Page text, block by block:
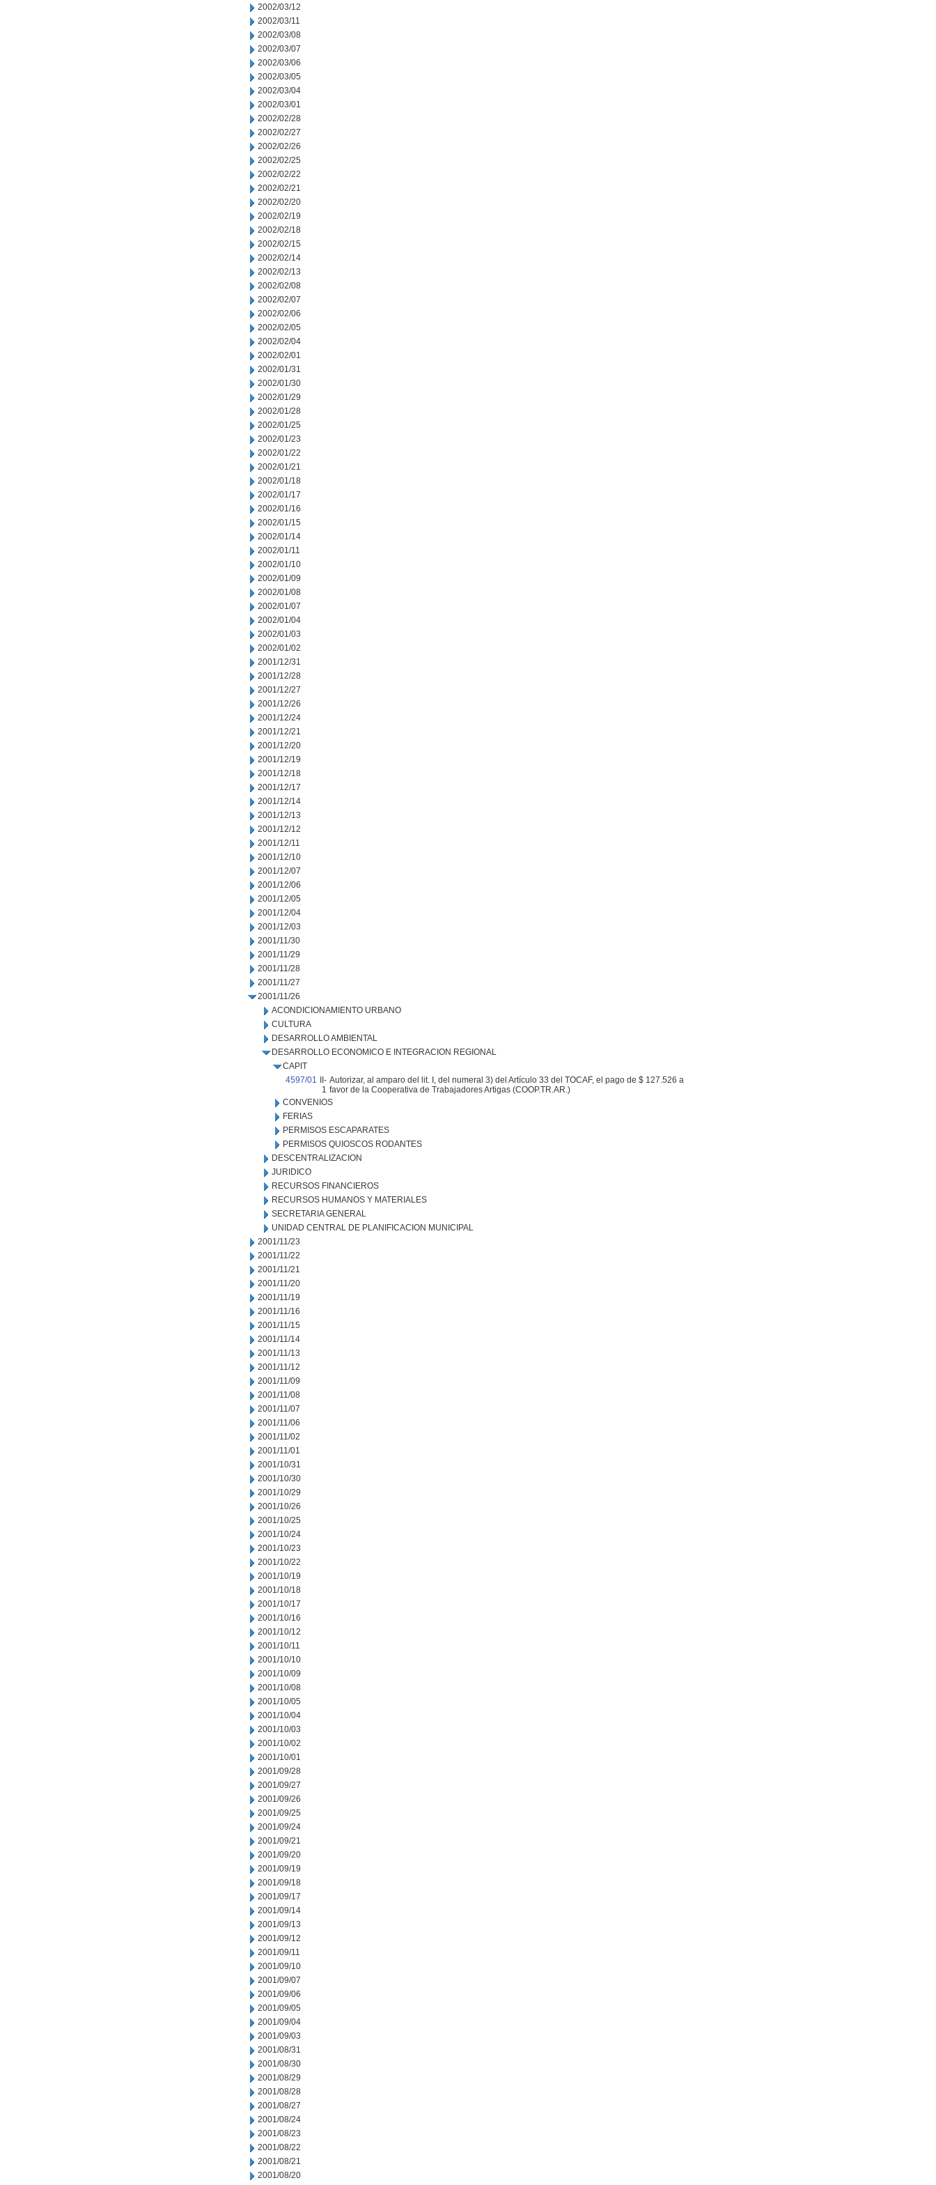
2002/03/12
2002/03/11
2002/03/08
2002/03/07
2002/03/06
2002/03/05
2002/03/04
2002/03/01
2002/02/28
2002/02/27
2002/02/26
2002/02/25
2002/02/22
2002/02/21
2002/02/20
2002/02/19
2002/02/18
2002/02/15
2002/02/14
2002/02/13
2002/02/08
2002/02/07
2002/02/06
2002/02/05
2002/02/04
2002/02/01
2002/01/31
2002/01/30
2002/01/29
2002/01/28
2002/01/25
2002/01/23
2002/01/22
2002/01/21
2002/01/18
2002/01/17
2002/01/16
2002/01/15
2002/01/14
2002/01/11
2002/01/10
2002/01/09
2002/01/08
2002/01/07
2002/01/04
2002/01/03
2002/01/02
2001/12/31
2001/12/28
2001/12/27
2001/12/26
2001/12/24
2001/12/21
2001/12/20
2001/12/19
2001/12/18
2001/12/17
2001/12/14
2001/12/13
2001/12/12
2001/12/11
2001/12/10
2001/12/07
2001/12/06
2001/12/05
2001/12/04
2001/12/03
2001/11/30
2001/11/29
2001/11/28
2001/11/27
2001/11/26
ACONDICIONAMIENTO URBANO
CULTURA
DESARROLLO AMBIENTAL
DESARROLLO ECONOMICO E INTEGRACION REGIONAL
CAPIT
4597/01
II-
1
Autorizar, al amparo del lit. I, del numeral 3) del Artículo 33 del TOCAF, el pago de $ 127.526 a
favor de la Cooperativa de Trabajadores Artigas (COOP.TR.AR.)
CONVENIOS
FERIAS
PERMISOS ESCAPARATES
PERMISOS QUIOSCOS RODANTES
DESCENTRALIZACION
JURIDICO
RECURSOS FINANCIEROS
RECURSOS HUMANOS Y MATERIALES
SECRETARIA GENERAL
UNIDAD CENTRAL DE PLANIFICACION MUNICIPAL
2001/11/23
2001/11/22
2001/11/21
2001/11/20
2001/11/19
2001/11/16
2001/11/15
2001/11/14
2001/11/13
2001/11/12
2001/11/09
2001/11/08
2001/11/07
2001/11/06
2001/11/02
2001/11/01
2001/10/31
2001/10/30
2001/10/29
2001/10/26
2001/10/25
2001/10/24
2001/10/23
2001/10/22
2001/10/19
2001/10/18
2001/10/17
2001/10/16
2001/10/12
2001/10/11
2001/10/10
2001/10/09
2001/10/08
2001/10/05
2001/10/04
2001/10/03
2001/10/02
2001/10/01
2001/09/28
2001/09/27
2001/09/26
2001/09/25
2001/09/24
2001/09/21
2001/09/20
2001/09/19
2001/09/18
2001/09/17
2001/09/14
2001/09/13
2001/09/12
2001/09/11
2001/09/10
2001/09/07
2001/09/06
2001/09/05
2001/09/04
2001/09/03
2001/08/31
2001/08/30
2001/08/29
2001/08/28
2001/08/27
2001/08/24
2001/08/23
2001/08/22
2001/08/21
2001/08/20